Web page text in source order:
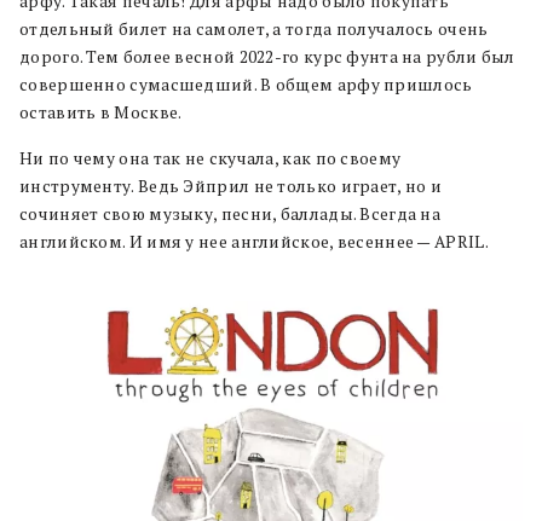
отдельный билет на самолет, а тогда получалось очень
дорого. Тем более весной 2022-го курс фунта на рубли был
совершенно сумасшедший. В общем арфу пришлось
оставить в Москве.
Ни по чему она так не скучала, как по своему
инструменту. Ведь Эйприл не только играет, но и
сочиняет свою музыку, песни, баллады. Всегда на
английском. И имя у нее английское, весеннее — APRIL.